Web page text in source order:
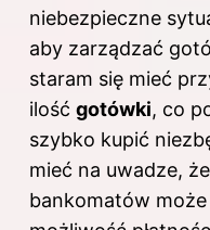
niebezpieczne
aby zarządzać
staram się mieć
ilość gotówki, co
szybko kupić
mieć na uwadze,
bankomatów